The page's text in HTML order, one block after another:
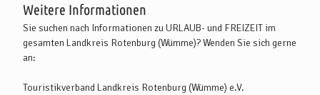
Weitere Infos zu den Bahnverbindungen finden Sie unter:
www.bahn.de
Weitere Infos zu den Busverbindungen finden Sie unter:
www.vbn.de
Weitere Informationen
Sie suchen nach Informationen zu URLAUB- und FREIZEIT im
gesamten Landkreis Rotenburg (Wümme)? Wenden Sie sich gerne
an:
Touristikverband Landkreis Rotenburg (Wümme) e.V.